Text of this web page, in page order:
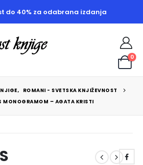
do 40% za odabrana izdanja
0
, ROMANI - SVETSKA KNJIŽEVNOST
MONOGRAMOM – AGATA KRISTI